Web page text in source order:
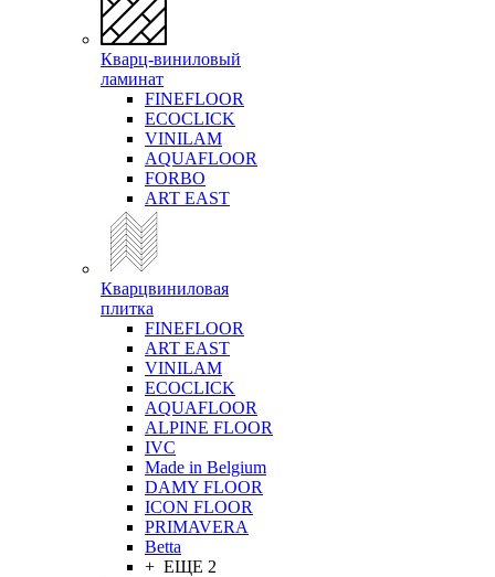
Кварц-виниловый
ламинат
FINEFLOOR
ECOCLICK
VINILAM
AQUAFLOOR
FORBO
ART EAST
Кварцвиниловая
плитка
FINEFLOOR
ART EAST
VINILAM
ECOCLICK
AQUAFLOOR
ALPINE FLOOR
IVC
Made in Belgium
DAMY FLOOR
ICON FLOOR
PRIMAVERA
Betta
+ ЕЩЕ 2